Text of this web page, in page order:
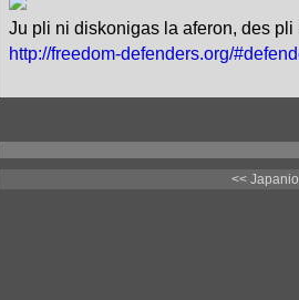
Ju pli ni diskonigas la aferon, des pli
http://freedom-defenders.org/
<<